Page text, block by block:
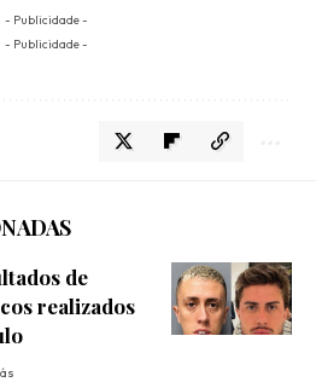
- Publicidade -
- Publicidade -
de
realizados